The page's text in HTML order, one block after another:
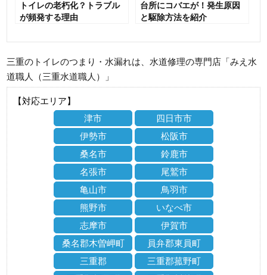
トイレの老朽化？トラブル
が頻発する理由
台所にコバエが！発生原因
と駆除方法を紹介
三重のトイレのつまり・水漏れは、水道修理の専門店「みえ水
道職人（三重水道職人）」
【対応エリア】
津市
四日市市
伊勢市
松阪市
桑名市
鈴鹿市
名張市
尾鷲市
亀山市
鳥羽市
熊野市
いなべ市
志摩市
伊賀市
桑名郡木曽岬町
員弁郡東員町
三重郡
三重郡菰野町